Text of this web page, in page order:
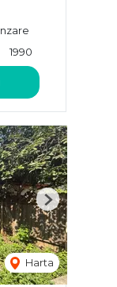
1990
Harta
Next